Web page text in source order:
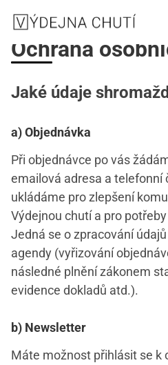
Ochrana
Jaké údaje
a) Objednávka
Při objednávce po vás
emailová adresa a telefonní
ukládáme pro zlepšení
Výdejnou chutí a pro
Jedná se o zpracování
agendy (vyřizování
následné plnění zákonem
evidence dokladů atd.).
b) Newsletter
Máte možnost přihlásit se k